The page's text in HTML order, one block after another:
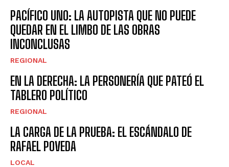
PACÍFICO UNO: LA AUTOPISTA QUE NO PUEDE
QUEDAR EN EL LIMBO DE LAS OBRAS
INCONCLUSAS
REGIONAL
EN LA DERECHA: LA PERSONERÍA QUE PATEÓ EL
TABLERO POLÍTICO
REGIONAL
LA CARGA DE LA PRUEBA: EL ESCÁNDALO DE
RAFAEL POVEDA
LOCAL